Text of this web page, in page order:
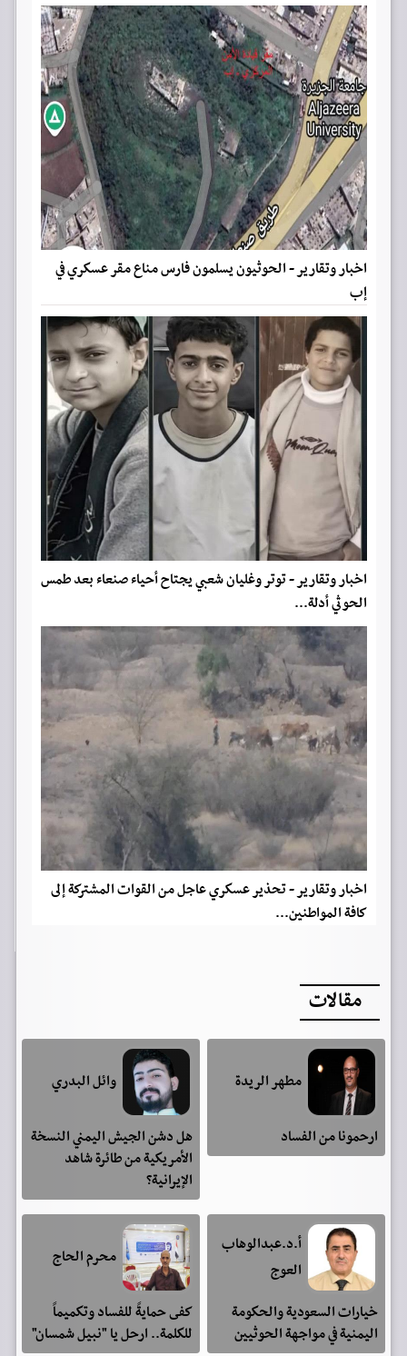
اخبار وتقارير - الحوثيون يسلمون فارس مناع مقر عسكري في
إب
اخبار وتقارير - توتر وغليان شعبي يجتاح أحياء صنعاء بعد طمس
الحوثي أدلة...
اخبار وتقارير - تحذير عسكري عاجل من القوات المشتركة إلى
كافة المواطنين...
مقالات
مطهر الريدة
ارحمونا من الفساد
وائل البدري
هل دشن الجيش اليمني النسخة
الأمريكية من طائرة شاهد
الإيرانية؟
أ.د.عبدالوهاب
العوج
خيارات السعودية والحكومة
اليمنية في مواجهة الحوثيين
محرم الحاج
كفى حمايةً للفساد وتكميماً
للكلمة.. ارحل يا "نبيل شمسان"